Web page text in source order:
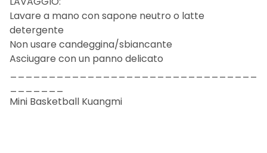
Lavare a mano con sapone neutro o latte
detergente
Non usare candeggina/sbiancante
Asciugare con un panno delicato
Mini Basketball Kuangmi